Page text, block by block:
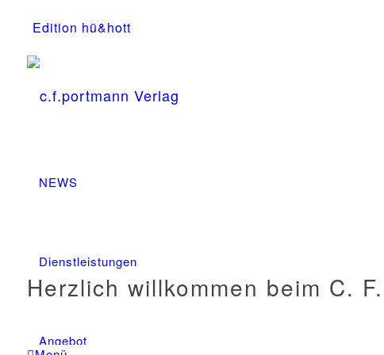
Edition hü&hott
NEWS
Dienstleistungen
Angebot
Herzlich willkommen beim C.